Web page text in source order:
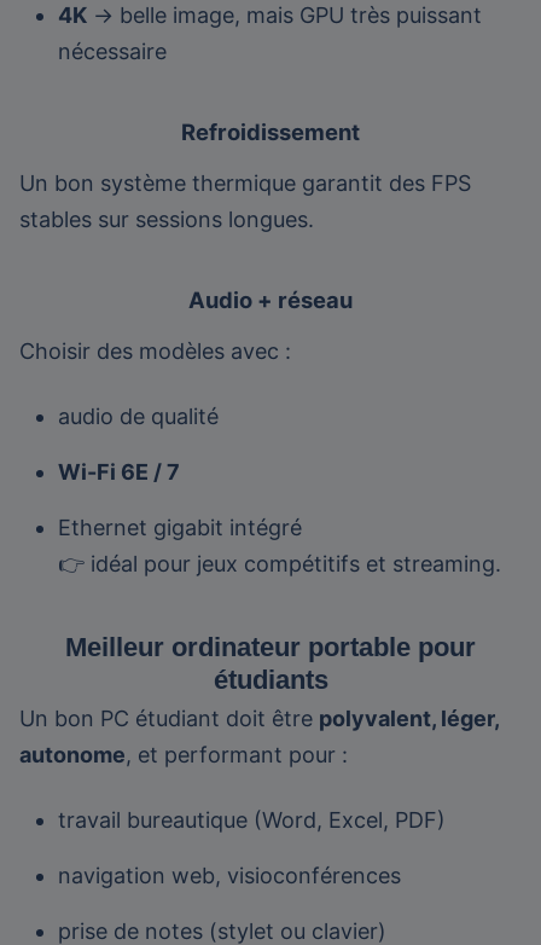
4K → belle image, mais GPU très puissant
nécessaire
Refroidissement
Un bon système thermique garantit des FPS
stables sur sessions longues.
Audio + réseau
Choisir des modèles avec :
audio de qualité
Wi-Fi 6E / 7
Ethernet gigabit intégré
👉 idéal pour jeux compétitifs et streaming.
Meilleur ordinateur portable pour
étudiants
Un bon PC étudiant doit être polyvalent, léger,
autonome, et performant pour :
travail bureautique (Word, Excel, PDF)
navigation web, visioconférences
prise de notes (stylet ou clavier)